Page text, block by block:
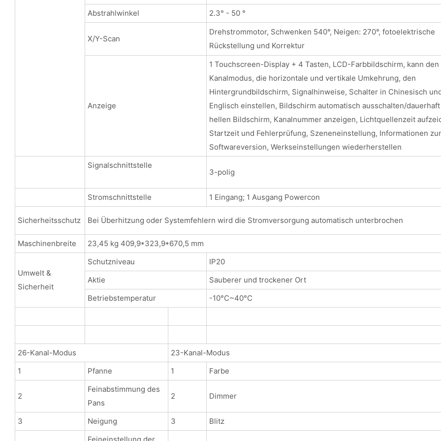
Abstrahlwinkel
2.3° - 50 °
X/Y-Scan
Drehstrommotor, Schwenken 540°, Neigen: 270°, fotoelektrische
Rückstellung und Korrektur
Anzeige
1 Touchscreen-Display + 4 Tasten, LCD-Farbbildschirm, kann den
Kanalmodus, die horizontale und vertikale Umkehrung, den
Hintergrundbildschirm, Signalhinweise, Schalter in Chinesisch
Englisch einstellen, Bildschirm automatisch ausschalten/dauerhaft
hellen Bildschirm, Kanalnummer anzeigen, Lichtquellenzeit
Startzeit und Fehlerprüfung, Szeneneinstellung, Informationen zur
Softwareversion, Werkseinstellungen wiederherstellen
Signalschnittstelle
3-polig
Stromschnittstelle 1 Eingang; 1 Ausgang Powercon
Sicherheitsschutz Bei Überhitzung oder Systemfehlern wird die Stromversorgung automatisch unterbrochen
Maschinenbreite 23,45 kg 409,9*323,9*670,5 mm
Umwelt &
Sicherheit
Schutzniveau
IP20
Aktie
Sauberer und trockener Ort
Betriebstemperatur
-10°C~40°C
26-Kanal-Modus
23-Kanal-Modus
1
Pfanne 1 Farbe
2
Feinabstimmung des
Pans
2 Dimmer
3 Neigung 3
Blitz